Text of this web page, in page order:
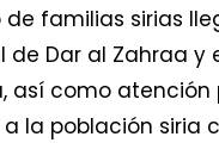
familias sirias
Dar al Zahraa
así como
la población siria